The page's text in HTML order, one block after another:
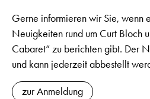
Gerne informieren wir Sie, wenn
Neuigkeiten rund um Curt Bloch
Cabaret“ zu berichten gibt. Der
und kann jederzeit abbestellt
zur Anmeldung